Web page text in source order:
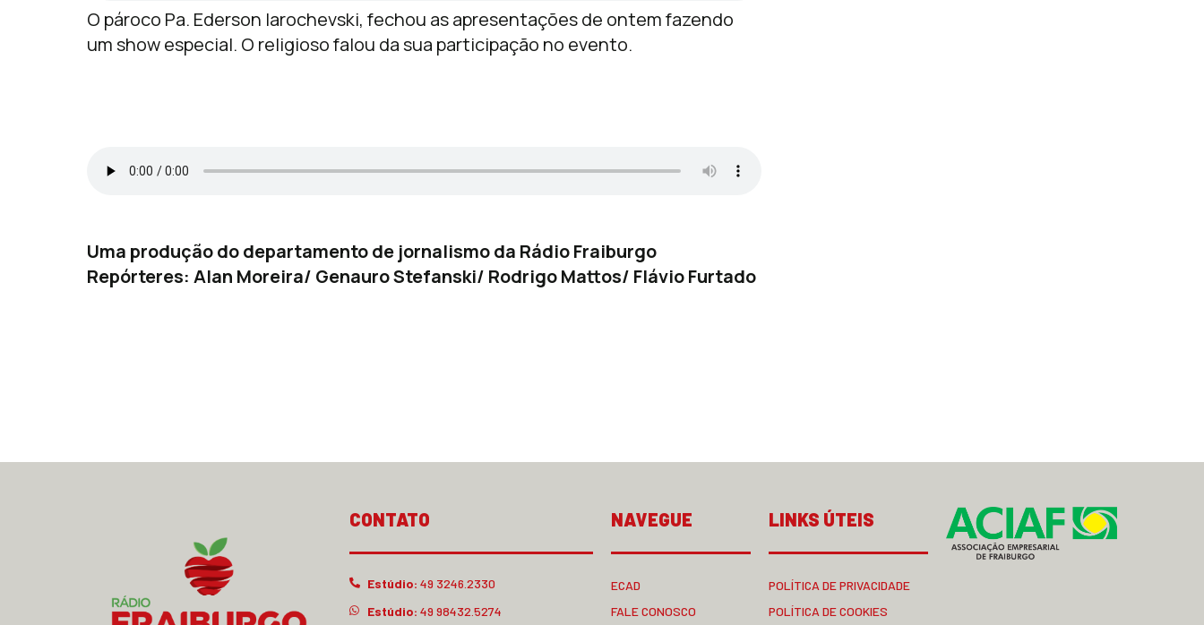
O pároco Pa. Ederson Iarochevski, fechou as apresentações de ontem fazendo
um show especial. O religioso falou da sua participação no evento.
Uma produção do departamento de jornalismo da Rádio Fraiburgo
Repórteres: Alan Moreira/ Genauro Stefanski/ Rodrigo Mattos/ Flávio Furtado
CONTATO
Estúdio: 49 3246.2330
Estúdio: 49 98432.5274
NAVEGUE
ECAD
FALE CONOSCO
LINKS ÚTEIS
POLÍTICA DE PRIVACIDADE
POLÍTICA DE COOKIES